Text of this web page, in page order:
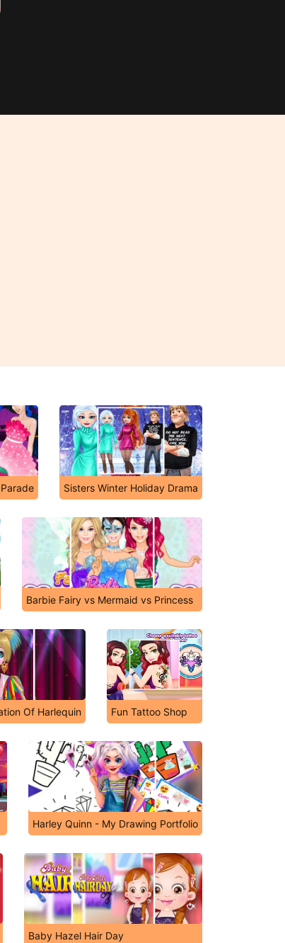
Sisters Winter Holiday Drama
Barbie Fairy vs Mermaid vs Princess
Of Harlequin Fun Tattoo Shop
Harley Quinn - My Drawing Portfolio
Baby Hazel Hair Day